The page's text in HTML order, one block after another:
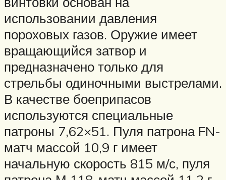
использовании давления
пороховых газов. Оружие имеет
вращающийся затвор и
предназначено только для
стрельбы одиночными выстрелами.
В качестве боеприпасов
используются специальные
патроны 7,62×51. Пуля патрона FN-
матч массой 10,9 г имеет
начальную скорость 815 м/с, пуля